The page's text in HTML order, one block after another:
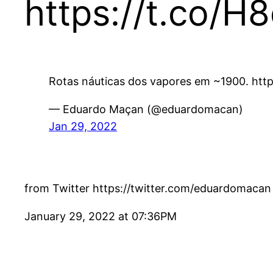
https://t.co/
Rotas náuticas dos vapores em ~1900.
— Eduardo Maçan (@eduardomacan)
Jan 29, 2022
from Twitter https://twitter.com/eduardomacan
January 29, 2022 at 07:36PM